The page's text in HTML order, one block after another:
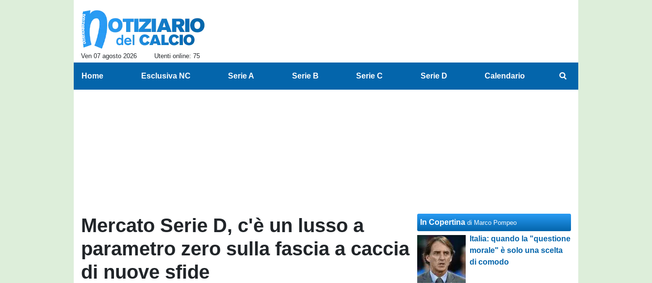
Ven 07 agosto 2026 Utenti online: 75
Home Esclusiva NC Serie A Serie B Serie C Serie D Calendario
Mercato Serie D, c'è un lusso a
parametro zero sulla fascia a caccia
di nuove sfide
In Copertina di Marco Pompeo
Italia: quando la "questione
morale" è solo una scelta
di comodo